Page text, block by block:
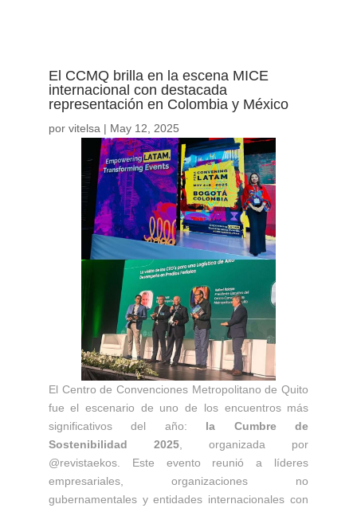
El CCMQ brilla en la escena MICE
internacional con destacada
representación en Colombia y México
por vitelsa | May 12, 2025
El Centro de Convenciones Metropolitano de Quito
fue el escenario de uno de los encuentros más
significativos del año: la Cumbre de
Sostenibilidad 2025, organizada por
@revistaekos. Este evento reunió a líderes
empresariales, organizaciones no
gubernamentales y entidades internacionales con